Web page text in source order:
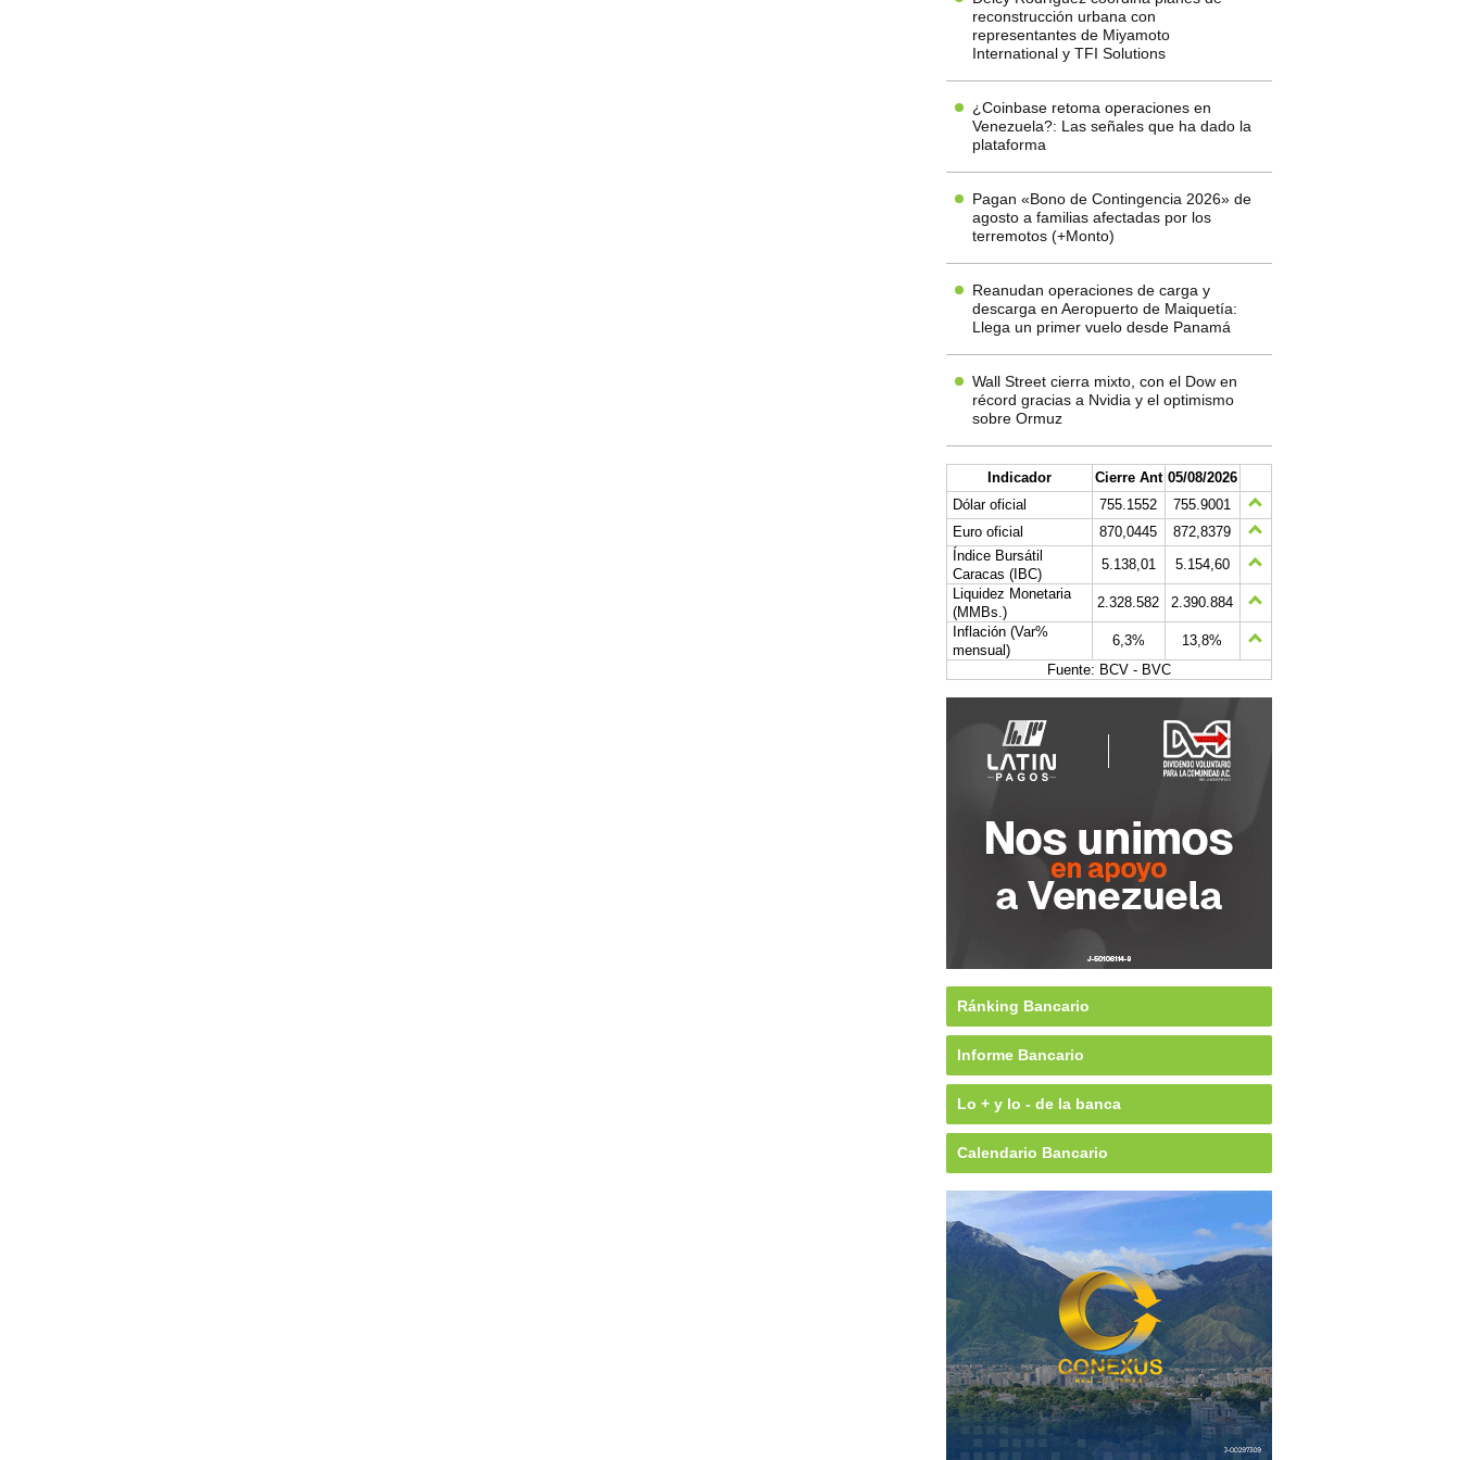
reconstrucción urbana con
representantes de Miyamoto
International y TFI Solutions
¿Coinbase retoma operaciones en
Venezuela?: Las señales que ha dado la
plataforma
Pagan «Bono de Contingencia 2026» de
agosto a familias afectadas por los
terremotos (+Monto)
Reanudan operaciones de carga y
descarga en Aeropuerto de Maiquetía:
Llega un primer vuelo desde Panamá
Wall Street cierra mixto, con el Dow en
récord gracias a Nvidia y el optimismo
sobre Ormuz
Indicador Cierre Ant 05/08/2026
Dólar oficial
755.1552
755.9001
Euro oficial
870,0445
872,8379
Índice Bursátil
Caracas (IBC)
5.138,01
5.154,60
Liquidez Monetaria
(MMBs.)
2.328.582
2.390.884
Inflación (Var%
mensual)
6,3%
13,8%
Fuente: BCV - BVC
Ránking Bancario
Informe Bancario
Lo + y lo - de la banca
Calendario Bancario